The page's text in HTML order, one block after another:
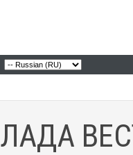
ЛАДА